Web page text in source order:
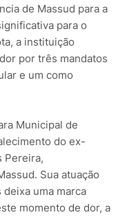
de Massud para a
para o
a instituição
por três mandatos
e um como
Municipal de
do ex-
Pereira,
Sua atuação
uma marca
momento de dor, a